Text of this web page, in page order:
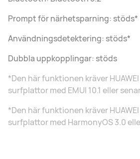
Prompt för närhetsparning: stöds*
Användningsdetektering: stöds*
Dubbla uppkopplingar: stöds
*Den här funktionen kräver
surfplattor med EMUI 10.1 eller
*Den här funktionen kräver
surfplattor med HarmonyOS 3.0